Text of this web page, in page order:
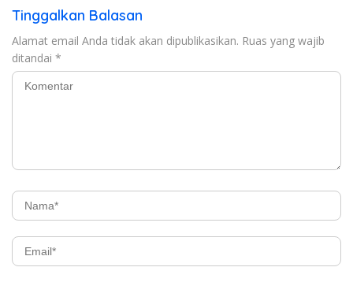
Tinggalkan Balasan
Alamat email Anda tidak akan dipublikasikan. Ruas yang wajib
ditandai *